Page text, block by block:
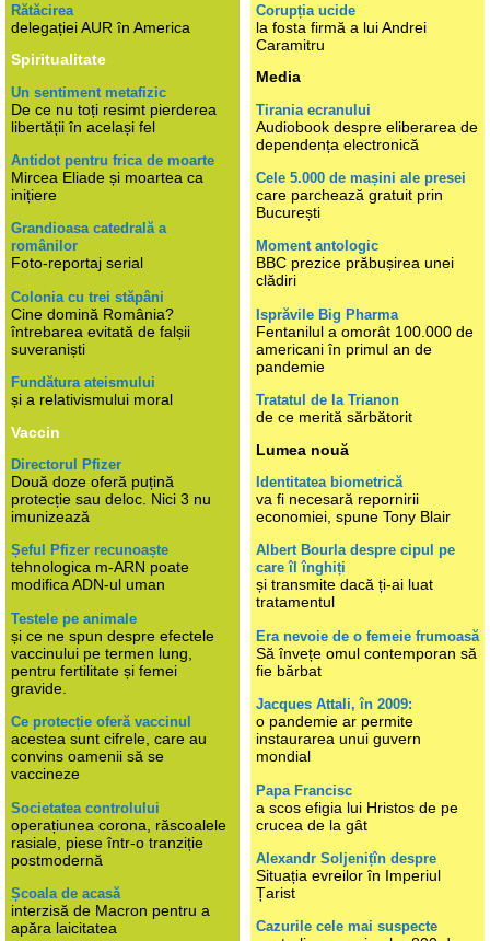
Rătăcirea
delegației AUR în America
Spiritualitate
Un sentiment metafizic
De ce nu toți resimt pierderea
libertății în același fel
Antidot pentru frica de moarte
Mircea Eliade și moartea ca
inițiere
Grandioasa catedrală a
românilor
Foto-reportaj serial
Colonia cu trei stăpâni
Cine domină România?
întrebarea evitată de falșii
suveraniști
Fundătura ateismului
și a relativismului moral
Vaccin
Directorul Pfizer
Două doze oferă puțină
protecție sau deloc. Nici 3 nu
imunizează
Șeful Pfizer recunoaște
tehnologica m-ARN poate
modifica ADN-ul uman
Testele pe animale
și ce ne spun despre efectele
vaccinului pe termen lung,
pentru fertilitate și femei
gravide.
Ce protecție oferă vaccinul
acestea sunt cifrele, care au
convins oamenii să se
vaccineze
Societatea controlului
operațiunea corona, răscoalele
rasiale, piese într-o tranziție
postmodernă
Școala de acasă
interzisă de Macron pentru a
apăra laicitatea
Corupția ucide
la fosta firmă a lui Andrei
Caramitru
Media
Tirania ecranului
Audiobook despre eliberarea de
dependența electronică
Cele 5.000 de mașini ale presei
care parchează gratuit prin
București
Moment antologic
BBC prezice prăbușirea unei
clădiri
Isprăvile Big Pharma
Fentanilul a omorât 100.000 de
americani în primul an de
pandemie
Tratatul de la Trianon
de ce merită sărbătorit
Lumea nouă
Identitatea biometrică
va fi necesară repornirii
economiei, spune Tony Blair
Albert Bourla despre cipul pe
care îl înghiți
și transmite dacă ți-ai luat
tratamentul
Era nevoie de o femeie frumoasă
Să învețe omul contemporan să
fie bărbat
Jacques Attali, în 2009:
o pandemie ar permite
instaurarea unui guvern
mondial
Papa Francisc
a scos efigia lui Hristos de pe
crucea de la gât
Alexandr Soljenițîn despre
Situația evreilor în Imperiul
Țarist
Cazurile cele mai suspecte